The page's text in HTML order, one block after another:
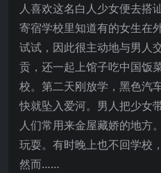
人喜欢这名白人少女便去搭
寄宿学校里知道有的女生在
试试，因此很主动地与男人
贡，还一起上馆子吃中国饭
校。第二天刚放学，黑色汽
快就坠入爱河。男人把少女
人们常用来金屋藏娇的地方
玩耍。有时晚上也不回学校
然而……